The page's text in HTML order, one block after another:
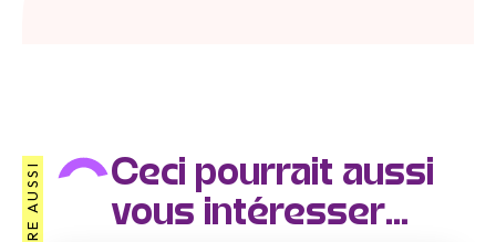
À LIRE AUSSI
Ceci pourrait aussi
vous intéresser...